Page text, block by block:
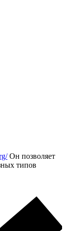
Он позволяет
типов